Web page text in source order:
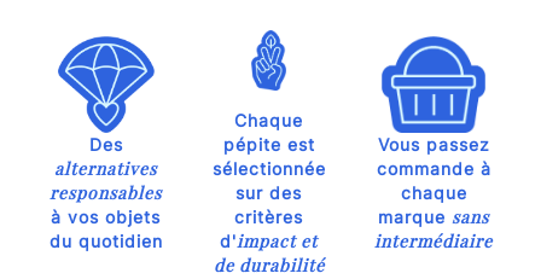
Des
alternatives
responsables
à vos objets
du quotidien
Chaque
pépite est
sélectionnée
sur des
critères
d'impact et
de durabilité
Vous passez
commande à
chaque
marque sans
intermédiaire